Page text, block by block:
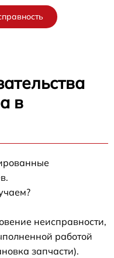
в
неисправности,
работой
запчасти).